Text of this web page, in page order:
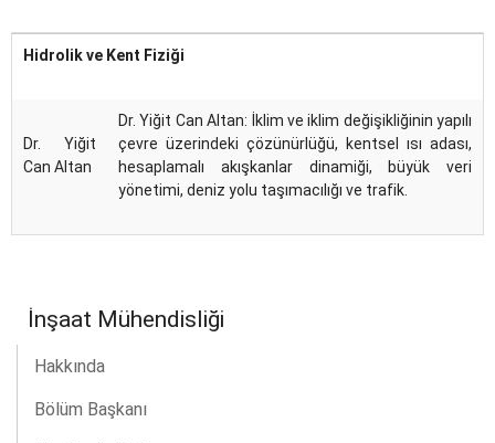
Hidrolik ve Kent Fiziği
Dr. Yiğit
Can Altan
Dr. Yiğit Can Altan: İklim ve iklim değişikliğinin yapılı
çevre üzerindeki çözünürlüğü, kentsel ısı adası,
hesaplamalı akışkanlar dinamiği, büyük veri
yönetimi, deniz yolu taşımacılığı ve trafik.
İnşaat Mühendisliği
Hakkında
Bölüm Başkanı